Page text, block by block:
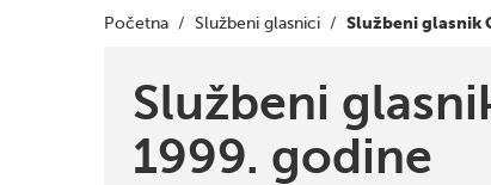
Početna / Službeni glasnici / Službeni glasnik
Službeni
1999. godine